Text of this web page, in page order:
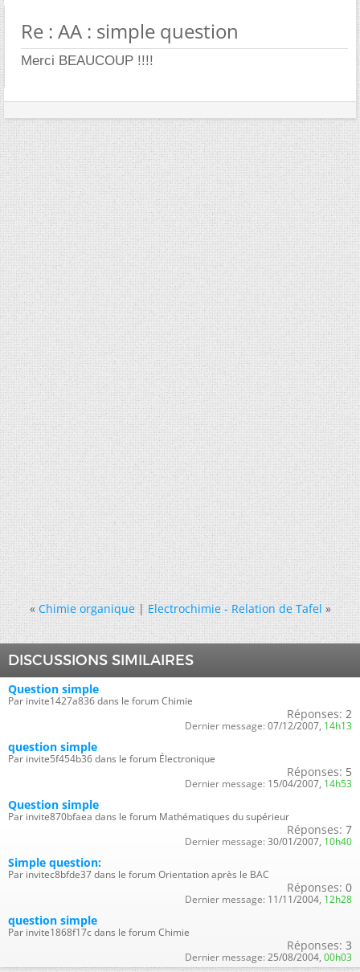
Re : AA : simple question
Merci BEAUCOUP !!!!
« Chimie organique|Electrochimie - Relation de Tafel »
DISCUSSIONS SIMILAIRES
Question simple
Par invite1427a836 dans le forum Chimie
Réponses: 2
Dernier message: 07/12/2007, 14h13
question simple
Par invite5f454b36 dans le forum Électronique
Réponses: 5
Dernier message: 15/04/2007, 14h53
Question simple
Par invite870bfaea dans le forum Mathématiques du supérieur
Réponses: 7
Dernier message: 30/01/2007, 10h40
Simple question:
Par invitec8bfde37 dans le forum Orientation après le BAC
Réponses: 0
Dernier message: 11/11/2004, 12h28
question simple
Par invite1868f17c dans le forum Chimie
Réponses: 3
Dernier message: 25/08/2004, 00h03